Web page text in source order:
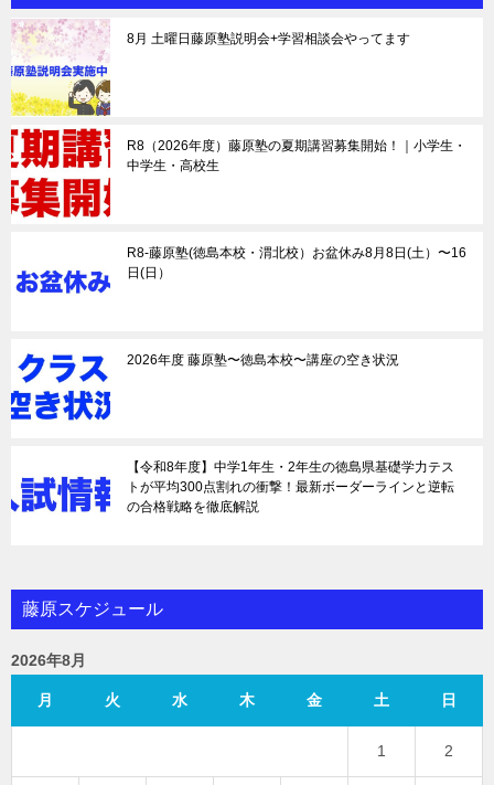
8月 土曜日藤原塾説明会+学習相談会やってます
R8（2026年度）藤原塾の夏期講習募集開始！｜小学生・
中学生・高校生
R8-藤原塾(徳島本校・渭北校）お盆休み8月8日(土）〜16
日(日）
2026年度 藤原塾〜徳島本校〜講座の空き状況
【令和8年度】中学1年生・2年生の徳島県基礎学力テス
トが平均300点割れの衝撃！最新ボーダーラインと逆転
の合格戦略を徹底解説
藤原スケジュール
2026年8月
月 火 水 木 金 土 日
1 2